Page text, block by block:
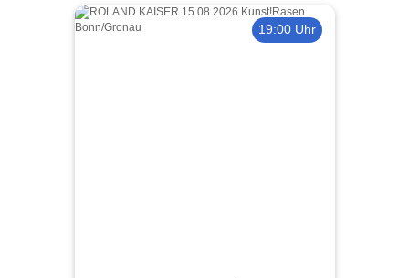
19:00 Uhr